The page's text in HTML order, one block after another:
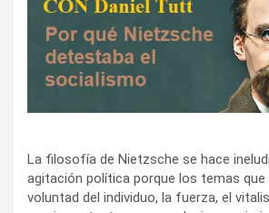
La filosofía de Nietzsche se hace
agitación política porque los temas
voluntad del individuo, la fuerza, el